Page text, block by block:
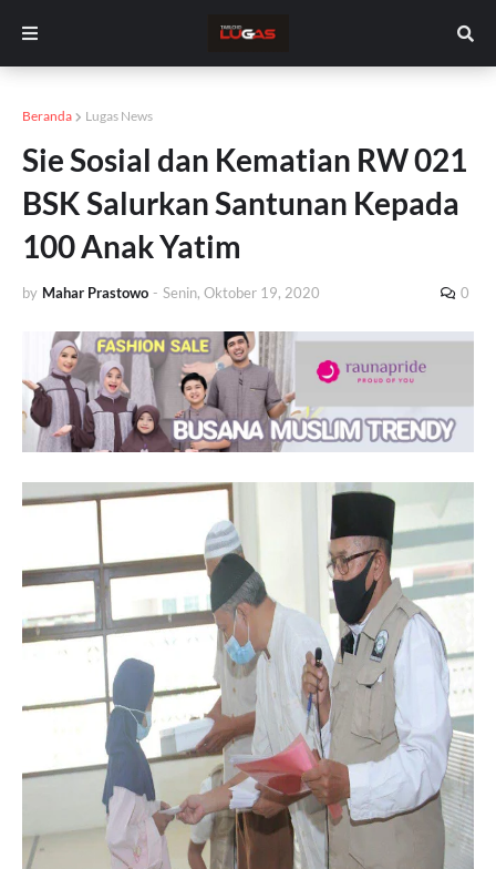
Beranda Lugas News
Sie Sosial dan Kematian RW 021
BSK Salurkan Santunan Kepada
100 Anak Yatim
by Mahar Prastowo - Senin, Oktober 19, 2020 0